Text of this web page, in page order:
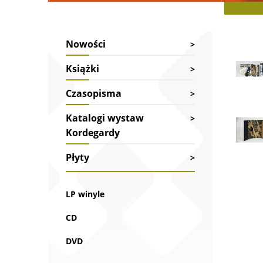
Nowości
Książki
Czasopisma
Katalogi wystaw
Kordegardy
Płyty
LP winyle
CD
DVD